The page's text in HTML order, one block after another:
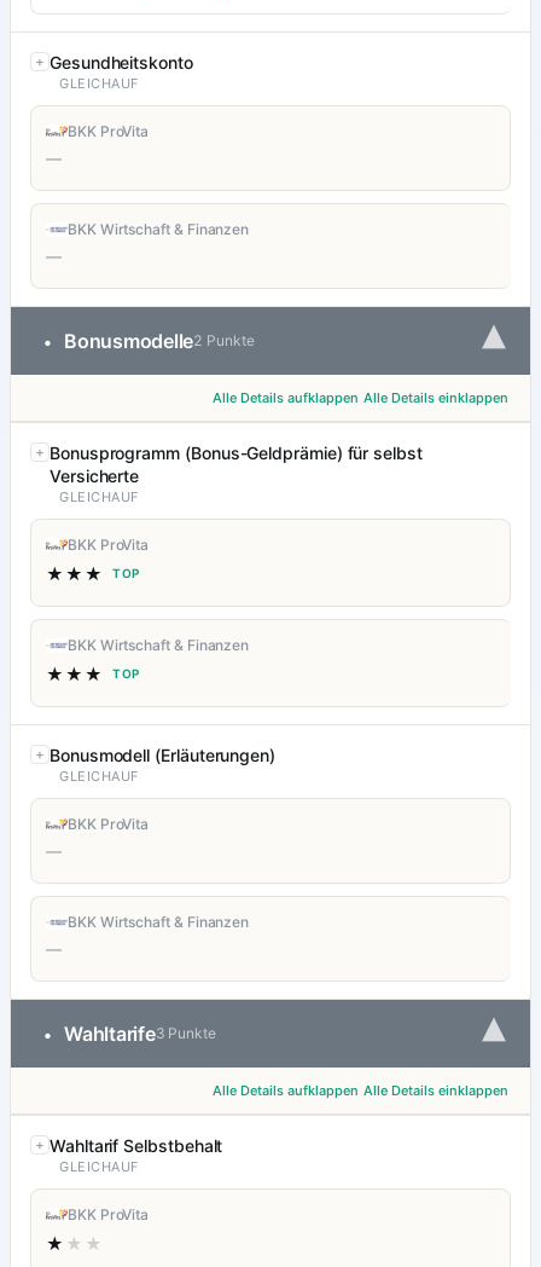
Gesundheitskonto
GLEICHAUF
BKK ProVita
—
BKK Wirtschaft & Finanzen
—
• Bonusmodelle2 Punkte ▾
Alle Details aufklappen Alle Details einklappen
Bonusprogramm (Bonus-Geldprämie) für selbst
Versicherte
GLEICHAUF
BKK ProVita
★★★ TOP
BKK Wirtschaft & Finanzen
★★★ TOP
Bonusmodell (Erläuterungen)
GLEICHAUF
BKK ProVita
—
BKK Wirtschaft & Finanzen
—
• Wahltarife3 Punkte ▾
Alle Details aufklappen Alle Details einklappen
Wahltarif Selbstbehalt
GLEICHAUF
BKK ProVita
★ ★★